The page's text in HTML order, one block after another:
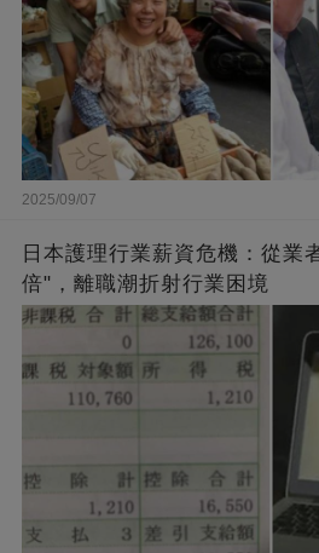
2025/09/07
日本護理行業薪資危機：從業
倍"，離職潮折射行業困境